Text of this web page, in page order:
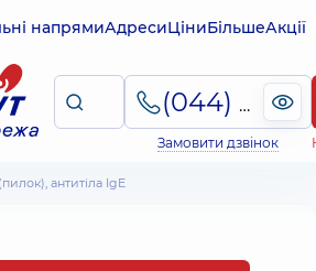
напрямиАдресиЦіниБільшеАкції
(044) 495-2-888
Замовити дзвінок
(пилок), антитіла IgE